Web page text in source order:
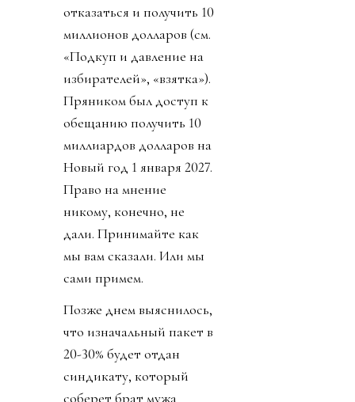
отказаться и получить 10
миллионов долларов (см.
«Подкуп и давление на
избирателей», «взятка»).
Пряником был доступ к
обещанию получить 10
миллиардов долларов на
Новый год 1 января 2027.
Право на мнение
никому, конечно, не
дали. Принимайте как
мы вам сказали. Или мы
сами примем.
Позже днем выяснилось,
что изначальный пакет в
20-30% будет отдан
синдикату, который
соберет брат мужа